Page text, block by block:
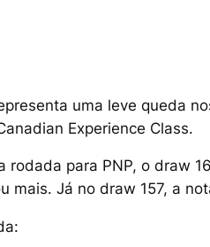
uma leve queda
Experience Class.
rodada para PNP, o draw
mais. Já no draw 157, a